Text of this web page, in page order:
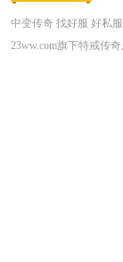
中变传奇 找好服 好私服
23ww.com旗下特戒传